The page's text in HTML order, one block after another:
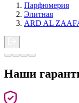
Парфюмерия
Элитная
ARD AL
Наши